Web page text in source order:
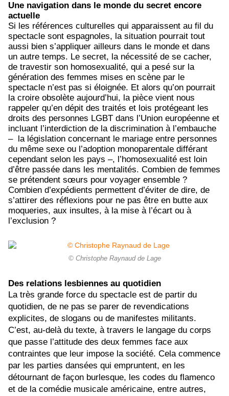
Une navigation dans le monde du secret encore
actuelle
Si les références culturelles qui apparaissent au fil du
spectacle sont espagnoles, la situation pourrait tout
aussi bien s’appliquer ailleurs dans le monde et dans
un autre temps. Le secret, la nécessité de se cacher,
de travestir son homosexualité, qui a pesé sur la
génération des femmes mises en scène par le
spectacle n’est pas si éloignée. Et alors qu’on pourrait
la croire obsolète aujourd’hui, la pièce vient nous
rappeler qu’en dépit des traités et lois protégeant les
droits des personnes LGBT dans l’Union européenne et
incluant l’interdiction de la discrimination à l’embauche
– la législation concernant le mariage entre personnes
du même sexe ou l’adoption monoparentale différant
cependant selon les pays –, l’homosexualité est loin
d’être passée dans les mentalités. Combien de femmes
se prétendent sœurs pour voyager ensemble ?
Combien d’expédients permettent d’éviter de dire, de
s’attirer des réflexions pour ne pas être en butte aux
moqueries, aux insultes, à la mise à l’écart ou à
l’exclusion ?
© Christophe Raynaud de Lage
Des relations lesbiennes au quotidien
La très grande force du spectacle est de partir du
quotidien, de ne pas se parer de revendications
explicites, de slogans ou de manifestes militants.
C’est, au-delà du texte, à travers le langage du corps
que passe l’attitude des deux femmes face aux
contraintes que leur impose la société. Cela commence
par les parties dansées qui empruntent, en les
détournant de façon burlesque, les codes du flamenco
et de la comédie musicale américaine, entre autres,